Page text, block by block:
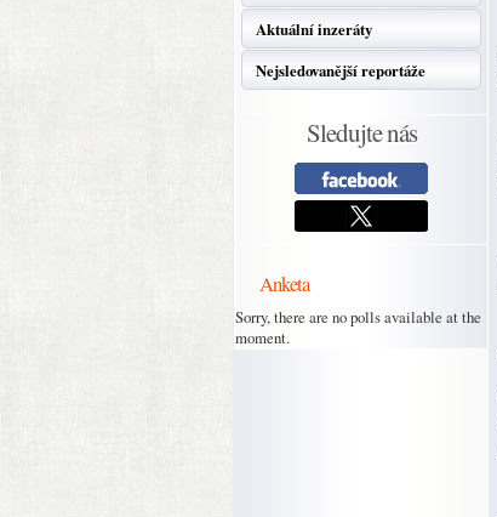
Aktuální inzeráty
Nejsledovanější reportáže
Sledujte nás
Anketa
Sorry, there are no polls available at the
moment.